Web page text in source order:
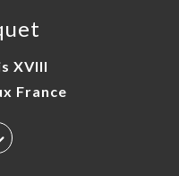
XVIII
France